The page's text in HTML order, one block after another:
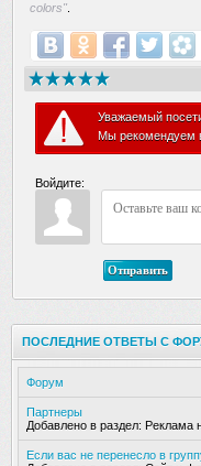
colors"
Уважаемый
Мы рекомендуем
Войдите:
Отправить
ПОСЛЕДНИЕ ОТВЕТЫ С
Форум
Партнеры
Добавлено в раздел: Реклама
Если вас не перенесло в